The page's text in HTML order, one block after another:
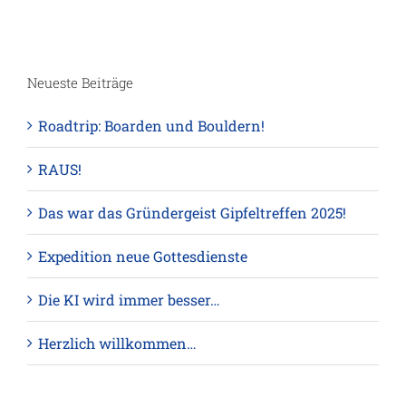
Neueste Beiträge
Roadtrip: Boarden und Bouldern!
RAUS!
Das war das Gründergeist Gipfeltreffen 2025!
Expedition neue Gottesdienste
Die KI wird immer besser…
Herzlich willkommen…